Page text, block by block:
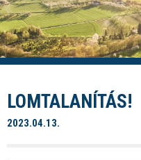
LOMTALANÍTÁS!
2023.04.13.